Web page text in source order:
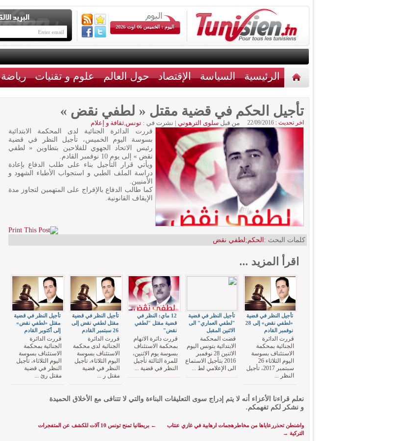
اليوم : الخميس 06 اوت 2026
الرئيسية السياسة الإقتصاد حول العالم علوم و تقنيات رياضة
أخبار مختلفة
تأجيل الحكم في قضية مقتل « لطفي نقض »
اخر تحديث : 22/09/2016 من قبل سلوى الترهوني | نشرت في :تونس,ثقافة و إعلام
قررت الدائرة الجنائية لدى المحكمة الابتدائية
بسوسة اليوم الخميس، تأجيل النظر في قضية
رئيس الاتحاد الجهوي للفلاحين بتطاوين « لطفي
نقض » إلى يوم 10 نوفمبر القادم.
ويأتي قرار التأجيل بناء على طلب الدفاع بإعادة
دراسة الملف الطبي و استجواب الأطباء الشهود و
الأمنيين.
كما طالب الدفاع بالإفراج على المتهمين لتجاوز مدة
الإيقاف القانونية.
كلمات البحث : الحكم;لطفي نقض
اقرأ المزيد ...
تأجيل النظر في قضية
مقتل «لطفي نقض»
إلى أكتوبر القادم
قررت الدائرة
الجنائية بمحكمة
الاستئناف بسوسة
اليوم الثلاثاء، تأجيل
النظر في قضية
مقتل رئ ...
تأجيل النظر في قضية
مقتل لطفي نقض إلى
26 سبتمبر القادم
قررت الدائرة
الجنائية لدى محكمة
الاستئناف بسوسة
اليوم الثلاثاء، تأجيل
النظر في قضية
مقتل ر ...
12 ماي: النظر في
قضية مقتل "لطفي
نقض"
قررت دائرة الاتهام
بمحكمة الاستئناف
بسوسة يوم الاثنين،
للمرة الثالثة تأجيل
النظر في قضية ...
تأجيل النظر في قضية
"لطفي العماري" الى
الاثنين المقبل
قضت المحكمة
الابتدائية بتونس اليوم
الاثنين 28 نوفمبر
2016 بتأجيل الاستماع
الى الإعلامي لط ...
تأجيل النظر في قضية
«لطفي نقض» إلى 28
نوفمبر القادم
قررت الدائرة
الجنائية بمحكمة
الاستئناف بسوسة
اليوم الثلاثاء 26
سبتمبر 2017، تأجيل
النظر ...
نعلم قراءنا الأعزاء أنه لا يتم إدراج سوى التعليقات البناءة والتي لا تتنافى مع الأخلاق الحميدة
و نشكر لكم تفهمكم.
← بريطانيا تمنح تونس 10 آلات للكشف عن المتفجرات
واشنطن تحذررعاياها من مخاطرهجمات ارهابية في غازي عنتاب
التركية →